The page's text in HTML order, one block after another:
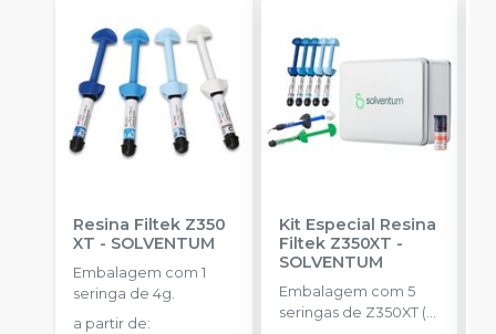
Resina Filtek Z350
XT - SOLVENTUM
Embalagem com 1
seringa de 4g.
a partir de:
Kit Especial Resina
Filtek Z350XT -
SOLVENTUM
Embalagem com 5
seringas de Z350XT (